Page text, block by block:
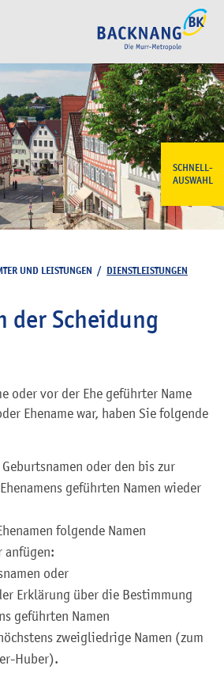
SCHNELL-
AUSWAHL
UND LEISTUNGEN / DIENSTLEISTUNGEN
der Scheidung
oder vor der Ehe geführter Name
Ehename war, haben Sie folgende
oder den bis zur
geführten Namen wieder
folgende Namen
anfügen:
oder
Erklärung über die Bestimmung
geführten Namen
zweigliedrige Namen (zum
Huber).